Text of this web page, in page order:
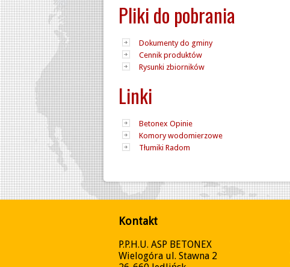
Pliki do pobrania
Dokumenty do gminy
Cennik produktów
Rysunki zbiorników
Linki
Betonex Opinie
Komory wodomierzowe
Tłumiki Radom
Kontakt
P.P.H.U. ASP BETONEX
Wielogóra ul. Stawna 2